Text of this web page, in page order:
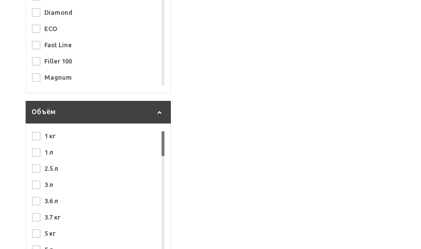
TIER
U-Pol
U-Seal
Vika
Volvex
Цинкор
Полиэфирный Грунт
Преобразователь Ржавчины
Реактивный Грунт
Удалитель Ржавчины
Фосфатирующий Грунт
Эпоксидный Грунт
Diamond
ECO
Fast Line
Filler 100
Magnum
Orange
Platinum
Объём
1 кг
1 л
2.5 л
3 л
3.6 л
3.7 кг
5 кг